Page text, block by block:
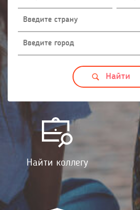
Найти коллегу